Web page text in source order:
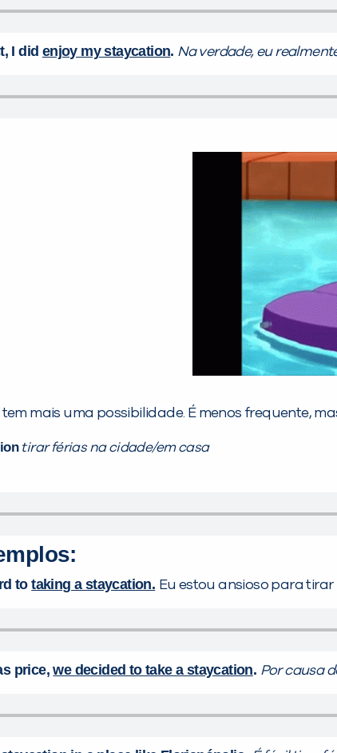
I did enjoy my staycation. Na verdade, eu
tem mais uma possibilidade. É menos frequente,
tirar férias na cidade/em casa
totaking a staycation. Eu estou ansioso para tirar
price,we decided to take a staycation. Por causa